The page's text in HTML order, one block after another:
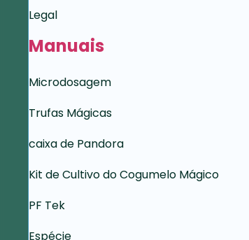
Legal
Manuais
Microdosagem
Trufas Mágicas
caixa de Pandora
Kit de Cultivo do Cogumelo Mágico
PF Tek
Espécie